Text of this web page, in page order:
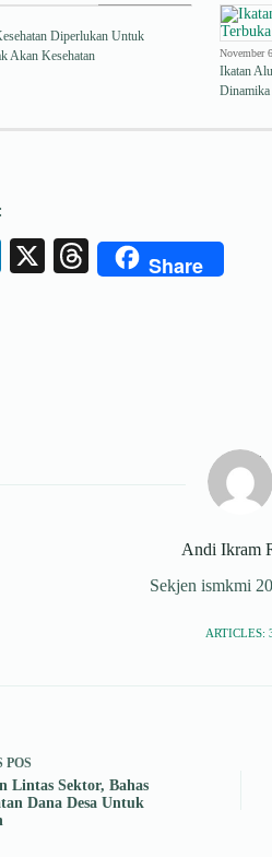
Diperlukan Untuk
Akan Kesehatan
November
Ikatan
Li
X
T
Share
Andi Ikram
Sekjen ismkmi
ARTICLES:
POS
Lintas Sektor, Bahas
Dana Desa Untuk